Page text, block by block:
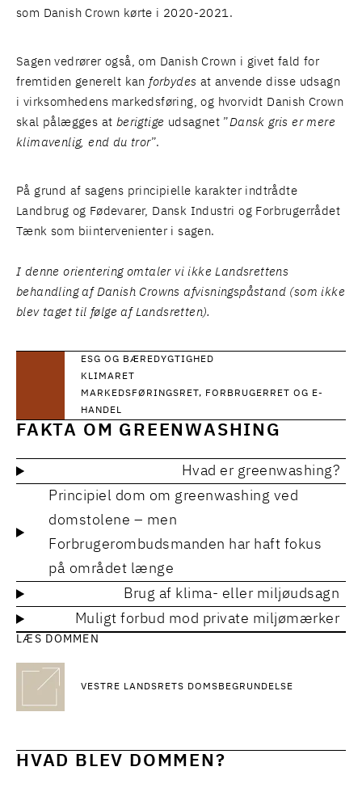
som Danish Crown kørte i 2020-2021.
Sagen vedrører også, om Danish Crown i givet fald for
fremtiden generelt kan forbydes at anvende disse udsagn
i virksomhedens markedsføring, og hvorvidt Danish Crown
skal pålægges at berigtige udsagnet ”Dansk gris er mere
klimavenlig, end du tror”.
På grund af sagens principielle karakter indtrådte
Landbrug og Fødevarer, Dansk Industri og Forbrugerrådet
Tænk som biintervenienter i sagen.
I denne orientering omtaler vi ikke Landsrettens
behandling af Danish Crowns afvisningspåstand (som ikke
blev taget til følge af Landsretten).
ESG OG BÆREDYGTIGHED
KLIMARET
MARKEDSFØRINGSRET, FORBRUGERRET OG E-
HANDEL
FAKTA OM GREENWASHING
Hvad er greenwashing?
Principiel dom om greenwashing ved
domstolene – men
Forbrugerombudsmanden har haft fokus
på området længe
Brug af klima- eller miljøudsagn
Muligt forbud mod private miljømærker
LÆS DOMMEN
VESTRE LANDSRETS DOMSBEGRUNDELSE
HVAD BLEV DOMMEN?